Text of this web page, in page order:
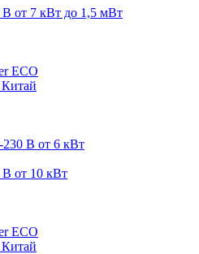
от 7 кВт до 1,5 мВт
ECO
В от 6 кВт
от 10 кВт
ECO